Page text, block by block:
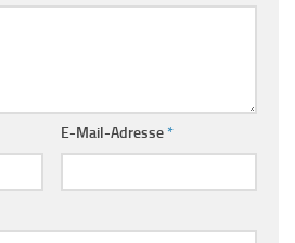
E-Mail-Adresse*